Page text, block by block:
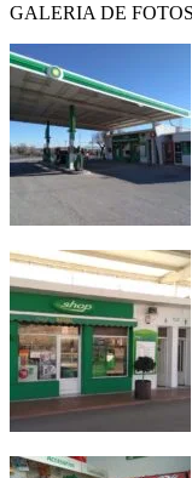
GALERIA DE FOTOS